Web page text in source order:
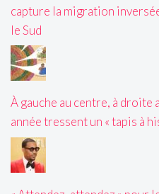
capture la migration
le Sud
À gauche au centre, à droite
année tressent un « tapis à